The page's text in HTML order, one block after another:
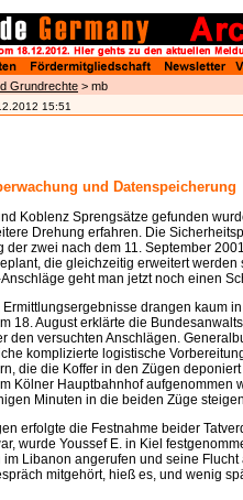
Grundrechte > mb
15:51
und Datenspeicherung
Koblenz Sprengsätze gefunden
Drehung erfahren. Die
zwei nach dem 11. September
die gleichzeitig erweitert werden
geht man jetzt noch einen
drangen kaum
18. August erklärte die
den versuchten Anschlägen.
komplizierte logistische
die die Koffer in den Zügen
Kölner Hauptbahnhof aufgenommen
Minuten in die beiden Züge
erfolgte die Festnahme beider
wurde Youssef E. in Kiel
Libanon angerufen und seine Flucht
mitgehört, hieß es, und wenig